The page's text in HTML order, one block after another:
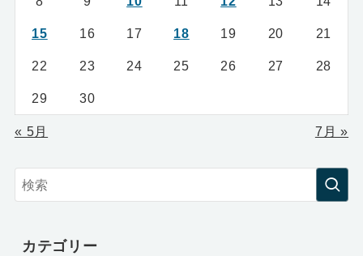
15 16 17 18 19 20 21
22 23 24 25 26 27 28
29 30
« 5月 7月 »
カテゴリー